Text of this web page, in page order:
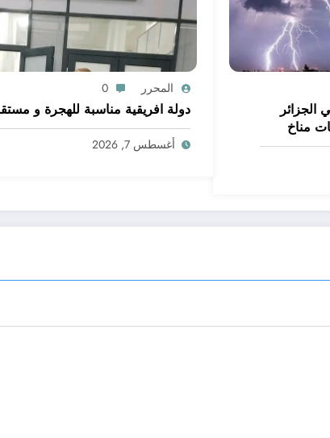
الجزائر
مناخ
المحرر 0
دولة افريقية مناسبة للهجرة و
أغسطس 7, 2026